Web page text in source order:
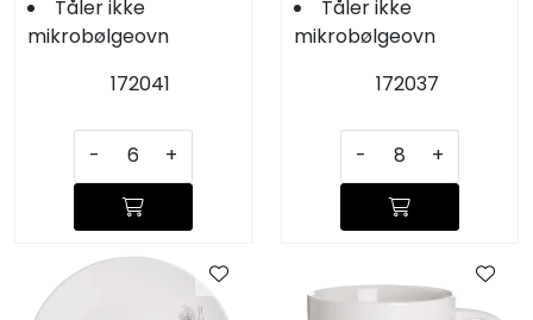
Tåler ikke
mikrobølgeovn
172041
- +
Tåler ikke
mikrobølgeovn
172037
- +